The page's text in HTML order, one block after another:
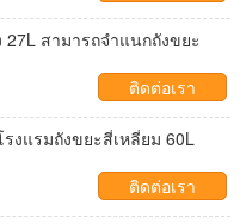
27L สามารถจำแนกถังขยะ
ติดต่อเรา
งแรมถังขยะสี่เหลี่ยม 60L
ติดต่อเรา